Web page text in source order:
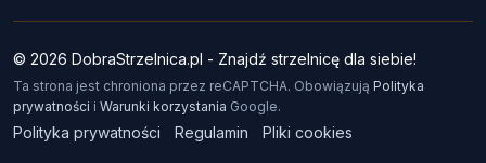
© 2026 DobraStrzelnica.pl - Znajdź strzelnicę dla siebie!
Ta strona jest chroniona przez reCAPTCHA. Obowiązują Polityka
prywatności i Warunki korzystania Google.
Polityka prywatności Regulamin Pliki cookies